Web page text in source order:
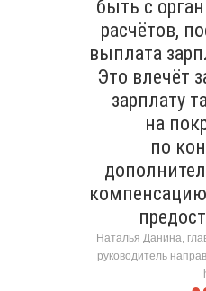
быть с
расчётов,
выплата
Это влечёт
зарплату
на
по
Наталья Данина,
руководитель